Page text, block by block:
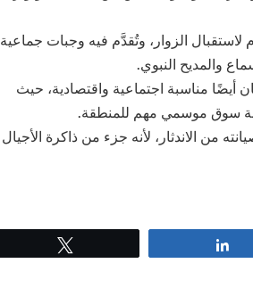
الزوار، وتُقدَّم فيه وجبات جماعية
والمديح النبوي.
مناسبة اجتماعية واقتصادية، حيث
سوق موسمي مهم للمنطقة.
من الاندثار، لأنه جزء من ذاكرة الأجيال